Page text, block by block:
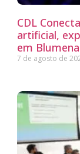
CDL
artificial,
em
7 de agosto de